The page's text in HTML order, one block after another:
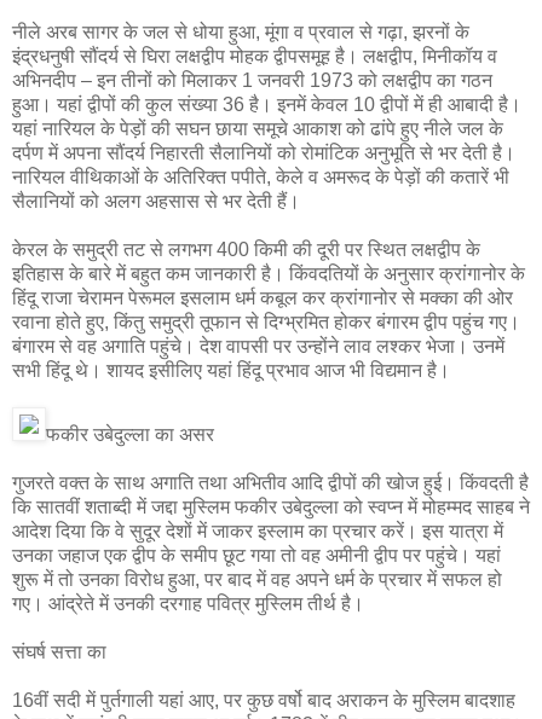
नीले अरब सागर के जल से धोया हुआ, मूंगा व प्रवाल से गढ़ा, झरनों के
इंद्रधनुषी सौंदर्य से घिरा लक्षद्वीप मोहक द्वीपसमूह है। लक्षद्वीप, मिनीकॉय व
अभिनदीप – इन तीनों को मिलाकर 1 जनवरी 1973 को लक्षद्वीप का गठन
हुआ। यहां द्वीपों की कुल संख्या 36 है। इनमें केवल 10 द्वीपों में ही आबादी है।
यहां नारियल के पेड़ों की सघन छाया समूचे आकाश को ढांपे हुए नीले जल के
दर्पण में अपना सौंदर्य निहारती सैलानियों को रोमांटिक अनुभूति से भर देती है।
नारियल वीथिकाओं के अतिरिक्त पपीते, केले व अमरूद के पेड़ों की कतारें भी
सैलानियों को अलग अहसास से भर देती हैं।
केरल के समुद्री तट से लगभग 400 किमी की दूरी पर स्थित लक्षद्वीप के
इतिहास के बारे में बहुत कम जानकारी है। किंवदतियों के अनुसार क्रांगानोर के
हिंदू राजा चेरामन पेरूमल इसलाम धर्म कबूल कर क्रांगानोर से मक्का की ओर
रवाना होते हुए, किंतु समुद्री तूफान से दिग्भ्रमित होकर बंगारम द्वीप पहुंच गए।
बंगारम से वह अगाति पहुंचे। देश वापसी पर उन्होंने लाव लश्कर भेजा। उनमें
सभी हिंदू थे। शायद इसीलिए यहां हिंदू प्रभाव आज भी विद्यमान है।
फकीर उबेदुल्ला का असर
गुजरते वक्त के साथ अगाति तथा अभितीव आदि द्वीपों की खोज हुई। किंवदती है
कि सातवीं शताब्दी में जद्दा मुस्लिम फकीर उबेदुल्ला को स्वप्न में मोहम्मद साहब ने
आदेश दिया कि वे सुदूर देशों में जाकर इस्लाम का प्रचार करें। इस यात्रा में
उनका जहाज एक द्वीप के समीप छूट गया तो वह अमीनी द्वीप पर पहुंचे। यहां
शुरू में तो उनका विरोध हुआ, पर बाद में वह अपने धर्म के प्रचार में सफल हो
गए। आंद्रेते में उनकी दरगाह पवित्र मुस्लिम तीर्थ है।
संघर्ष सत्ता का
16वीं सदी में पुर्तगाली यहां आए, पर कुछ वर्षो बाद अराकन के मुस्लिम बादशाह